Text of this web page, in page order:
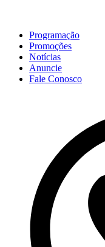
Programação
Promoções
Notícias
Anuncie
Fale Conosco